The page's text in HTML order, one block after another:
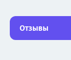
Отзывы